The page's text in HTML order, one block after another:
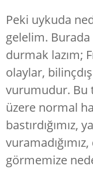
Peki uykuda
gelelim. Burada
durmak lazım;
olaylar,
vurumudur. Bu
üzere normal
bastırdığımız,
görmemize